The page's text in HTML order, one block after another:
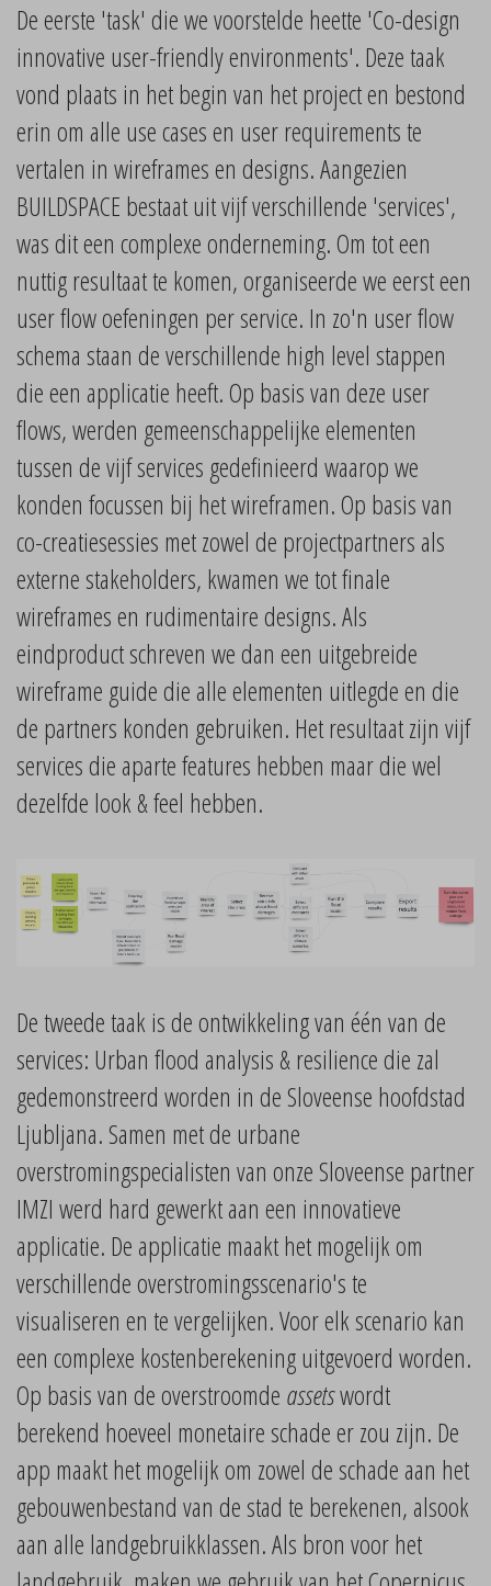
De eerste 'task' die we voorstelde heette 'Co-design
innovative user-friendly environments'. Deze taak
vond plaats in het begin van het project en bestond
erin om alle use cases en user requirements te
vertalen in wireframes en designs. Aangezien
BUILDSPACE bestaat uit vijf verschillende 'services',
was dit een complexe onderneming. Om tot een
nuttig resultaat te komen, organiseerde we eerst een
user flow oefeningen per service. In zo'n user flow
schema staan de verschillende high level stappen
die een applicatie heeft. Op basis van deze user
flows, werden gemeenschappelijke elementen
tussen de vijf services gedefinieerd waarop we
konden focussen bij het wireframen. Op basis van
co-creatiesessies met zowel de projectpartners als
externe stakeholders, kwamen we tot finale
wireframes en rudimentaire designs. Als
eindproduct schreven we dan een uitgebreide
wireframe guide die alle elementen uitlegde en die
de partners konden gebruiken. Het resultaat zijn vijf
services die aparte features hebben maar die wel
dezelfde look & feel hebben.
De tweede taak is de ontwikkeling van één van de
services: Urban flood analysis & resilience die zal
gedemonstreerd worden in de Sloveense hoofdstad
Ljubljana. Samen met de urbane
overstromingspecialisten van onze Sloveense partner
IMZI werd hard gewerkt aan een innovatieve
applicatie. De applicatie maakt het mogelijk om
verschillende overstromingsscenario's te
visualiseren en te vergelijken. Voor elk scenario kan
een complexe kostenberekening uitgevoerd worden.
Op basis van de overstroomde assetswordt
berekend hoeveel monetaire schade er zou zijn. De
app maakt het mogelijk om zowel de schade aan het
gebouwenbestand van de stad te berekenen, alsook
aan alle landgebruikklassen. Als bron voor het